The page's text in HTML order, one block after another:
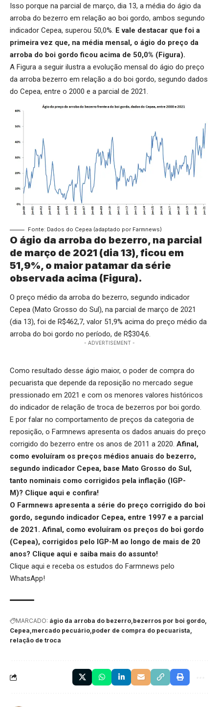
Isso porque na parcial de março, dia 13, a média do ágio da
arroba do bezerro em relação ao boi gordo, ambos segundo
indicador Cepea, superou 50,0%. E vale destacar que foi a
primeira vez que, na média mensal, o ágio do preço da
arroba do boi gordo ficou acima de 50,0% (Figura).
A Figura a seguir ilustra a evolução mensal do ágio do preço
da arroba bezerro em relação a do boi gordo, segundo dados
do Cepea, entre o 2000 e a parcial de 2021.
Fonte: Dados do Cepea (adaptado por Farmnews)
O ágio da arroba do bezerro, na parcial
de março de 2021 (dia 13), ficou em
51,9%, o maior patamar da série
observada acima (Figura).
O preço médio da arroba do bezerro, segundo indicador
Cepea (Mato Grosso do Sul), na parcial de março de 2021
(dia 13), foi de R$462,7, valor 51,9% acima do preço médio da
arroba do boi gordo no período, de R$304,6.
- ADVERTISEMENT -
Como resultado desse ágio maior, o poder de compra do
pecuarista que depende da reposição no mercado segue
pressionado em 2021 e com os menores valores históricos
do indicador de relação de troca de bezerros por boi gordo.
E por falar no comportamento de preços da categoria de
reposição, o Farmnews apresenta os dados anuais do preço
corrigido do bezerro entre os anos de 2011 a 2020. Afinal,
como evoluíram os preços médios anuais do bezerro,
segundo indicador Cepea, base Mato Grosso do Sul,
tanto nominais como corrigidos pela inflação (IGP-
M)? Clique aqui e confira!
O Farmnews apresenta a série do preço corrigido do boi
gordo, segundo indicador Cepea, entre 1997 e a parcial
de 2021. Afinal, como evoluíram os preços do boi gordo
(Cepea), corrigidos pelo IGP-M ao longo de mais de 20
anos? Clique aqui e saiba mais do assunto!
Clique aqui e receba os estudos do Farmnews pelo
WhatsApp!
MARCADO: ágio da arroba do bezerro bezerros por boi gordo
Cepea mercado pecuário poder de compra do pecuarista
relação de troca